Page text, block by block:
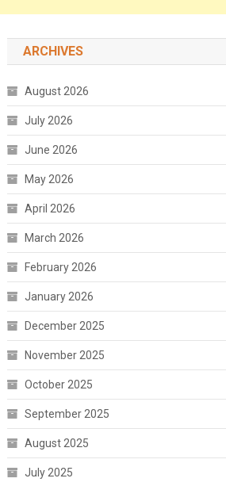
ARCHIVES
August 2026
July 2026
June 2026
May 2026
April 2026
March 2026
February 2026
January 2026
December 2025
November 2025
October 2025
September 2025
August 2025
July 2025